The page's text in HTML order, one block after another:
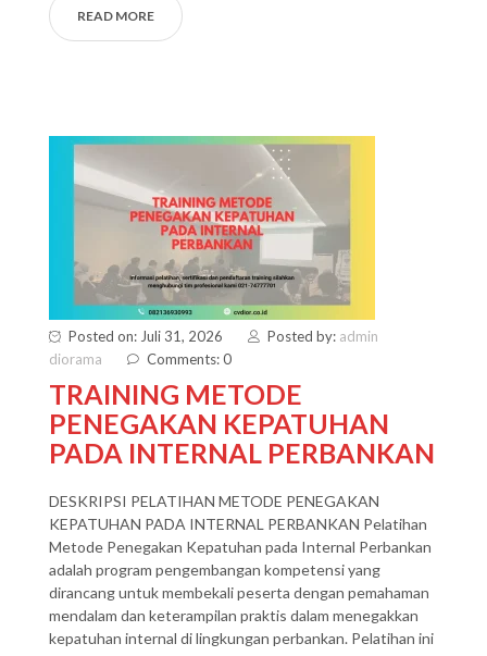
READ MORE
Posted on: Juli 31, 2026 Posted by: admin
diorama
Comments: 0
TRAINING METODE
PENEGAKAN KEPATUHAN
PADA INTERNAL PERBANKAN
DESKRIPSI PELATIHAN METODE PENEGAKAN
KEPATUHAN PADA INTERNAL PERBANKAN Pelatihan
Metode Penegakan Kepatuhan pada Internal Perbankan
adalah program pengembangan kompetensi yang
dirancang untuk membekali peserta dengan pemahaman
mendalam dan keterampilan praktis dalam menegakkan
kepatuhan internal di lingkungan perbankan. Pelatihan ini